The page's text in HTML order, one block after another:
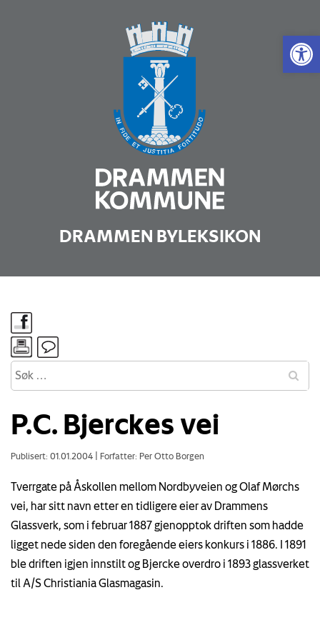
Vis
DRAMMEN BYLEKSIKON
P.C. Bjerckes vei
Publisert: 01.01.2004 Forfatter: Per Otto Borgen
Tverrgate på Åskollen mellom Nordbyveien og Olaf Mørchs
vei, har sitt navn etter en tidligere eier av Drammens
Glassverk, som i februar 1887 gjenopptok driften som hadde
ligget nede siden den foregående eiers konkurs i 1886. I 1891
ble driften igjen innstilt og Bjercke overdro i 1893 glassverket
til A/S Christiania Glasmagasin.